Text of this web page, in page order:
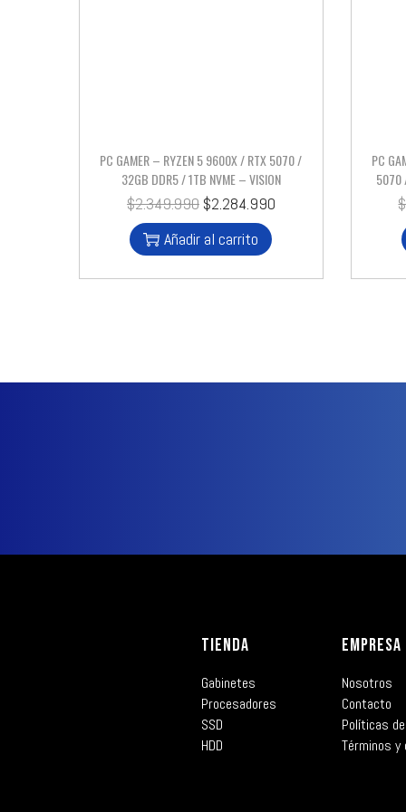
PC GAMER – RYZEN 5 9600X / RTX 5070 /
32GB DDR5 / 1TB NVME – VISION
$2.349.990 $2.284.990
Añadir al carrito
PC
5070
$
TIENDA
Gabinetes
Procesadores
SSD
HDD
EMPRESA
Nosotros
Contacto
Políticas
Términos y